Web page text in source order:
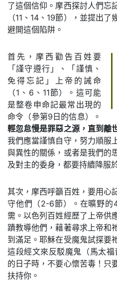
了這個信仰。摩西探討人們忘
（11、14、19節），並提出
避開這個陷阱。
首先，摩西勸告百姓要
「謹守遵行」、「謹慎、
免得忘記」上帝的誡命
（1、6、11節）。這可能
是整卷申命記最常出現的
命令（參第9日的信息）。
輕忽怠慢是罪惡之源，直到離
我們應當謹慎自守，努力順服
與異性的關係，或者是我們的
及對主的委身，都要持續降服
其次，摩西呼籲百姓，要用心
守他們（2-6節）。在曠野
需。以色列百姓經歷了上帝供
蹟教導他們，藉著尋求上帝和
到滿足。耶穌在受魔鬼試探要
這段經文來反駁魔鬼（馬太
的日子時，不要心懷苦毒！只
扶持你。